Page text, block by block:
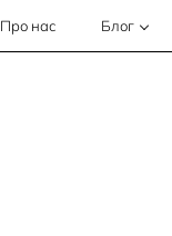
Про нас Блог